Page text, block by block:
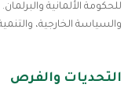
للحكومة الألمانية
والسياسة الخارجية،
التحديات والفرص